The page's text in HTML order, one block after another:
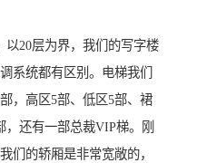
以20层为界，我们的写字楼
系统都有区别。电梯我们
，高区5部、低区5部、裙
还有一部总裁VIP梯。刚
们的轿厢是非常宽敞的，